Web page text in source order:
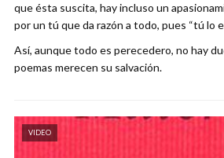
que ésta suscita, hay incluso un
por un tú que da razón a todo, pues “tú lo
Así, aunque todo es perecedero, no hay
poemas merecen su salvación.
VIDEO